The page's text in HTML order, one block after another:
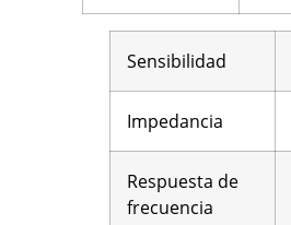
Sensibilidad
Impedancia
Respuesta de
frecuencia